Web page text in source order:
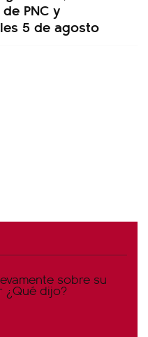
PNC y
5 de agosto